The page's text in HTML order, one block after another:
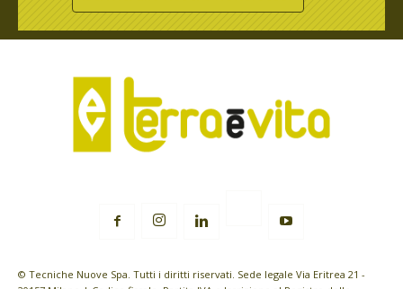
© Tecniche Nuove Spa. Tutti i diritti riservati. Sede legale Via Eritrea 21 -